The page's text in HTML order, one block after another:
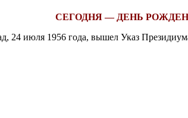
СЕГОДНЯ — ДЕНЬ
24 июля 1956 года, вышел Указ